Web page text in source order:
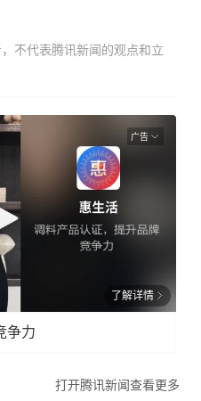
不代表腾讯新闻的观点和立
广告
了解详情
争力
打开腾讯新闻查看更多